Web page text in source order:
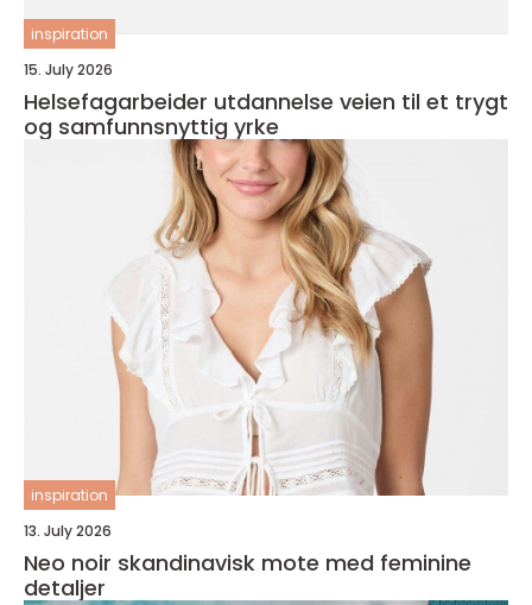
inspiration
15. July 2026
Helsefagarbeider utdannelse veien til et trygt
og samfunnsnyttig yrke
inspiration
13. July 2026
Neo noir skandinavisk mote med feminine
detaljer